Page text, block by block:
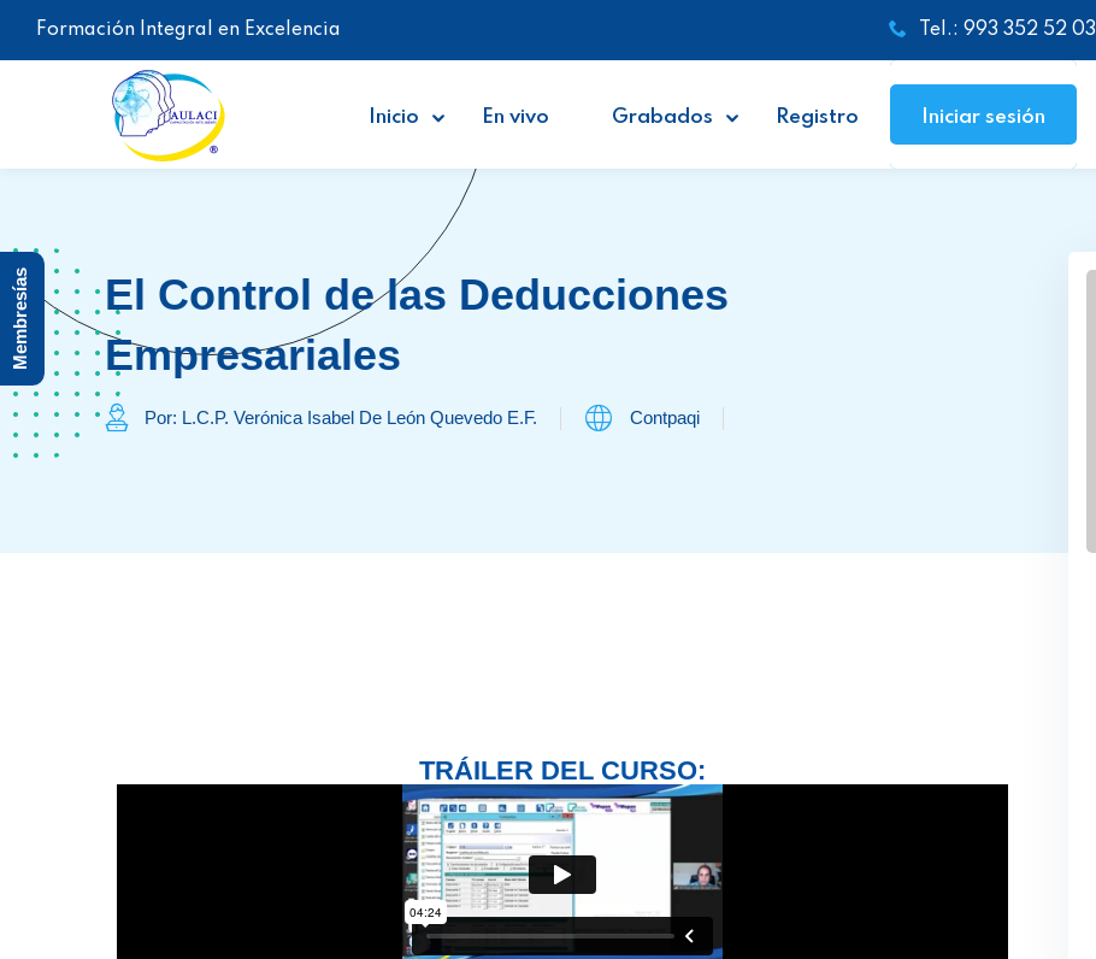
Formación Integral en Excelencia Tel.: 993 352 52 03
Inicio En vivo Grabados Registro Iniciar sesión
El Control de las Deducciones
Empresariales
Por: L.C.P. Verónica Isabel De León Quevedo E.F. Contpaqi
TRÁILER DEL CURSO:
Membresías